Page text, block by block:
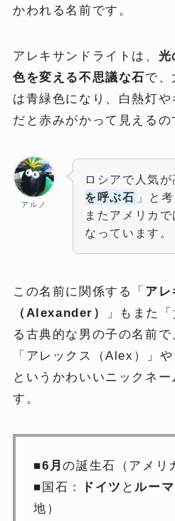
かわれる名前です。
アレキサンドライトは、 光
色を変える不思議な石で、
は青緑色になり、白熱灯
だと赤みがかって見えるの
アルノ
ロシアで人気
を呼ぶ石 」と
またアメリカで
なっています。
この名前に関係する「 アレ
（Alexander）
」もまた
る古典的な男の子の名前
「アレックス（Alex）」
というかわいいニックネ
す。
■6月の誕生石（アメリ
■国石：
ドイツ とルー
地）